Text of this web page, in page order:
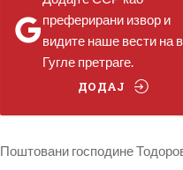
преферирани извор и
видите наше вести на
Гугле претраге.
ДОДАЈ
Поштовани господине